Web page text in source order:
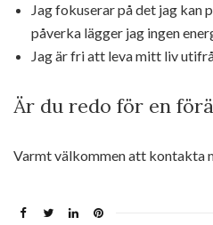
Jag fokuserar på det jag kan
påverka lägger jag ingen
Jag är fri att leva mitt liv
Är du redo för en
Varmt välkommen att kontakta